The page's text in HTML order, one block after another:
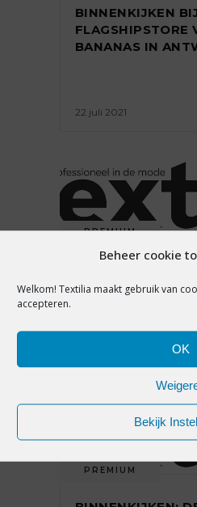
Beheer cookie
Welkom! Textilia maakt gebruik van
accepteren.
OK
Bekijk
BINNENKIJKEN
FLAGSHIPSTORE
BANANAS IN
22 juli 2021
PREMIUM
UTRECHT
PREMIUM